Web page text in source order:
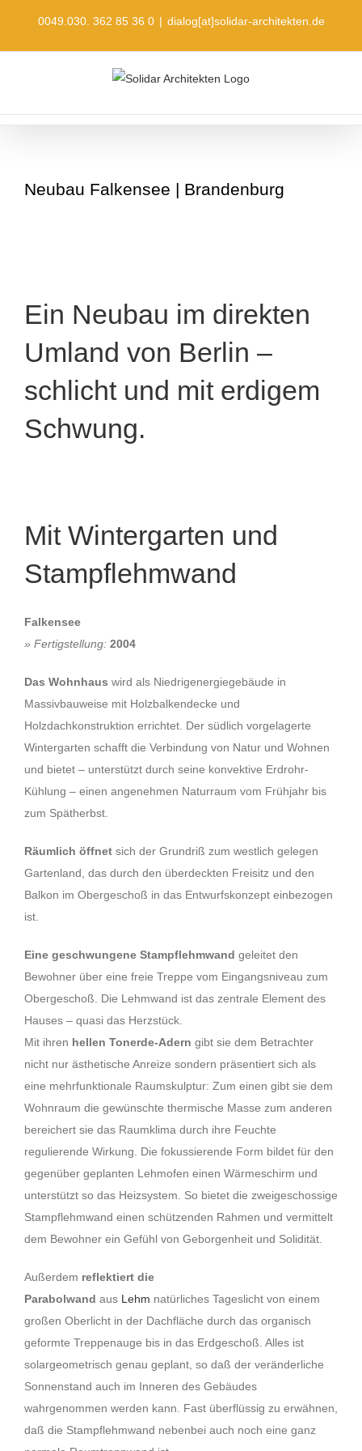
content
0049.030. 362 85 36 0 | dialog[at]solidar-architekten.de
Neubau Falkensee | Brandenburg
Ein Neubau im direkten
Umland von Berlin –
schlicht und mit erdigem
Schwung.
Mit Wintergarten und
Stampflehmwand
Falkensee
» Fertigstellung: 2004
Das Wohnhaus wird als Niedrigenergiegebäude in
Massivbauweise mit Holzbalkendecke und
Holzdachkonstruktion errichtet. Der südlich vorgelagerte
Wintergarten schafft die Verbindung von Natur und Wohnen
und bietet – unterstützt durch seine konvektive Erdrohr-
Kühlung – einen angenehmen Naturraum vom Frühjahr bis
zum Spätherbst.
Räumlich öffnet sich der Grundriß zum westlich gelegen
Gartenland, das durch den überdeckten Freisitz und den
Balkon im Obergeschoß in das Entwurfskonzept einbezogen
ist.
Eine geschwungene Stampflehmwand geleitet den
Bewohner über eine freie Treppe vom Eingangsniveau zum
Obergeschoß. Die Lehm­wand ist das zentrale Element des
Hauses – quasi das Herzstück.
Mit ihren hellen Tonerde-Adern gibt sie dem Betrachter
nicht nur ästhetische Anreize sondern präsentiert sich als
eine mehrfunktionale Raumskulptur: Zum einen gibt sie dem
Wohnraum die gewünschte thermische Masse zum anderen
bereichert sie das Raumklima durch ihre Feuchte
regulierende Wirkung. Die fokussierende Form bildet für den
gegenüber geplanten Lehmofen einen Wärmeschirm und
unterstützt so das Heizsystem. So bietet die zweigeschossige
Stampflehmwand einen schützenden Rahmen und vermittelt
dem Bewohner ein Gefühl von Geborgenheit und Solidität.
Außerdem reflektiert die
Parabolwand aus Lehm natürliches Tageslicht von einem
großen Oberlicht in der Dachfläche durch das organisch
geformte Treppenauge bis in das Erdgeschoß. Alles ist
solargeometrisch genau geplant, so daß der veränderliche
Sonnenstand auch im Inneren des Gebäudes
wahrgenommen werden kann. Fast überflüssig zu erwähnen,
daß die Stampflehmwand nebenbei auch noch eine ganz